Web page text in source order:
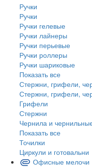
Ручки
Ручки
Ручки гелевые
Ручки лайнеры
Ручки перьевые
Ручки роллеры
Ручки шариковые
Показать все
Стержни, грифели,
Стержни, грифели,
Грифели
Стержни
Чернила и
Показать все
Точилки
Циркули и готовальни
Офисные мелочи